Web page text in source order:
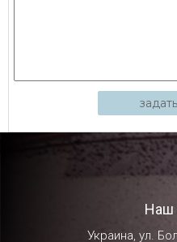
Наш
Украина, ул.